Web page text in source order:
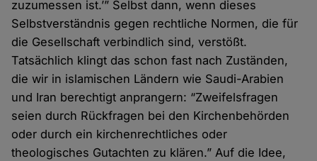
zuzumessen ist.’” Selbst dann, wenn dieses
Selbstverständnis gegen rechtliche Normen, die für
die Gesellschaft verbindlich sind, verstößt.
Tatsächlich klingt das schon fast nach Zuständen,
die wir in islamischen Ländern wie Saudi-Arabien
und Iran berechtigt anprangern: “Zweifelsfragen
seien durch Rückfragen bei den Kirchenbehörden
oder durch ein kirchenrechtliches oder
theologisches Gutachten zu klären.” Auf die Idee,